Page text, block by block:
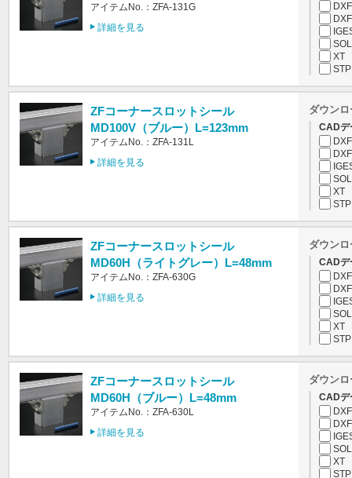
アイテムNo.：ZFA-131G
詳細を見る
DXF
XT
STP
ZFコーナースロットシール
MD100V（ブルー）L=123mm
アイテムNo.：ZFA-131L
詳細を見る
ダウンロ
CADデ
DXF
XT
STP
ZFコーナースロットシール
MD60H（ライトグレー）L=48mm
アイテムNo.：ZFA-630G
詳細を見る
ダウンロ
CADデ
DXF
XT
STP
ZFコーナースロットシール
MD60H（ブルー）L=48mm
アイテムNo.：ZFA-630L
詳細を見る
ダウンロ
CADデ
DXF
XT
STP